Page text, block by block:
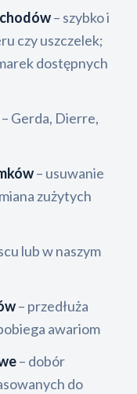
– szybko i
czy uszczelek;
dostępnych
– Gerda, Dierre,
– usuwanie
zużytych
lub w naszym
– przedłuża
awariom
– dobór
do